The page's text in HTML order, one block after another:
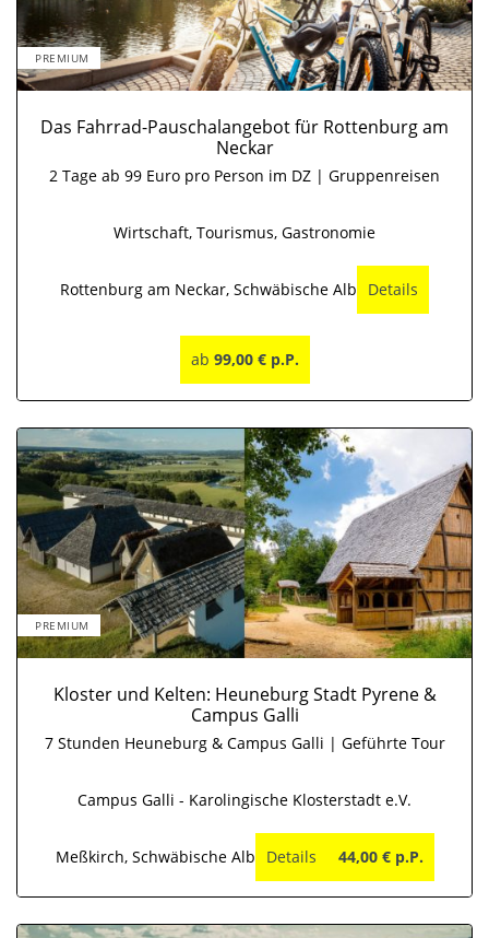
PREMIUM
Das Fahrrad-Pauschalangebot für Rottenburg am
Neckar
2 Tage ab 99 Euro pro Person im DZ | Gruppenreisen
Wirtschaft, Tourismus, Gastronomie
Rottenburg am Neckar, Schwäbische Alb Details
ab 99,00 € p.P.
PREMIUM
Kloster und Kelten: Heuneburg Stadt Pyrene &
Campus Galli
7 Stunden Heuneburg & Campus Galli | Geführte Tour
Campus Galli - Karolingische Klosterstadt e.V.
Meßkirch, Schwäbische Alb Details 44,00 € p.P.